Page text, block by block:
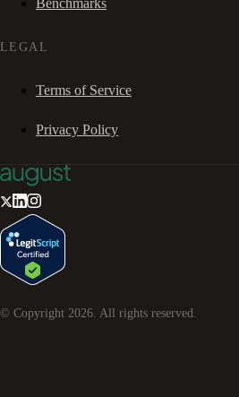
LEGAL
Terms of Service
Privacy Policy
© Copyright 2026. All rights reserved.